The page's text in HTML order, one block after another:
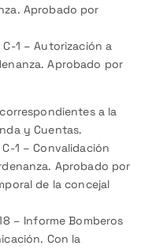
Aprobado por
1 – Autorización a
Aprobado por
a la
y Cuentas.
1 – Convalidación
Aprobado por
de la concejal
– Informe Bomberos
Con la